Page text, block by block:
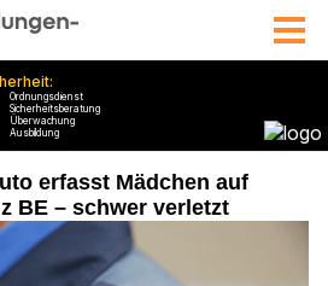
erfasst Mädchen auf
BE – schwer verletzt